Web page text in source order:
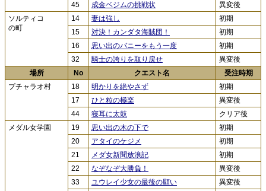
45
成金ベジムの挑戦状
異変後
ソルティコ
の町
14 妻は強し
初期
15
対決！カンダタ海賊団！
初期
16
思い出のバニーをもう一度
初期
32
騎士の誇りを取り戻せ
異変後
場所
No クエスト名
受注時期
プチャラオ村
18 明かりを絶やさず
初期
17
ひと粒の極楽
異変後
44
寝耳に太鼓
クリア後
メダル女学園
19 思い出の木の下で
初期
20
アタイのケジメ
初期
21
メダ女新聞放浪記
初期
22
なぞなぞ大勝負！
異変後
33
ユウレイ少女の最後の願い
異変後